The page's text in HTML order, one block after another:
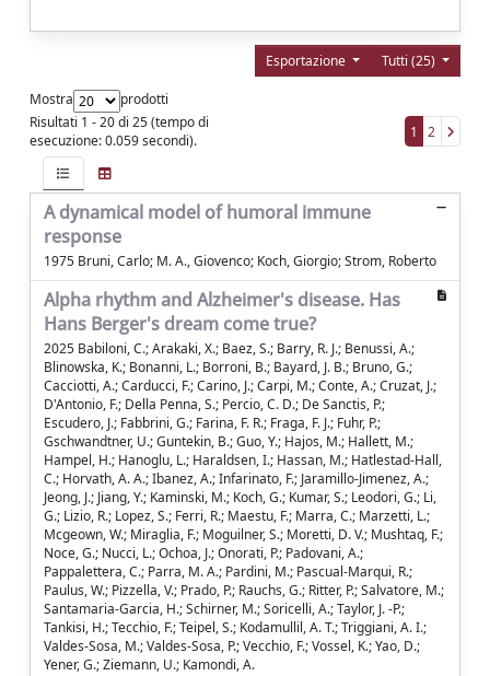
Tutti (25)
Esportazione
Mostra
prodotti
Risultati 1 - 20 di 25 (tempo di
esecuzione: 0.059 secondi).
1 2
A dynamical model of humoral immune
response
1975 Bruni, Carlo; M. A., Giovenco; Koch, Giorgio; Strom, Roberto
Alpha rhythm and Alzheimer's disease. Has
Hans Berger's dream come true?
2025 Babiloni, C.; Arakaki, X.; Baez, S.; Barry, R. J.; Benussi, A.;
Blinowska, K.; Bonanni, L.; Borroni, B.; Bayard, J. B.; Bruno, G.;
Cacciotti, A.; Carducci, F.; Carino, J.; Carpi, M.; Conte, A.; Cruzat, J.;
D'Antonio, F.; Della Penna, S.; Percio, C. D.; De Sanctis, P.;
Escudero, J.; Fabbrini, G.; Farina, F. R.; Fraga, F. J.; Fuhr, P.;
Gschwandtner, U.; Guntekin, B.; Guo, Y.; Hajos, M.; Hallett, M.;
Hampel, H.; Hanoglu, L.; Haraldsen, I.; Hassan, M.; Hatlestad-Hall,
C.; Horvath, A. A.; Ibanez, A.; Infarinato, F.; Jaramillo-Jimenez, A.;
Jeong, J.; Jiang, Y.; Kaminski, M.; Koch, G.; Kumar, S.; Leodori, G.; Li,
G.; Lizio, R.; Lopez, S.; Ferri, R.; Maestu, F.; Marra, C.; Marzetti, L.;
Mcgeown, W.; Miraglia, F.; Moguilner, S.; Moretti, D. V.; Mushtaq, F.;
Noce, G.; Nucci, L.; Ochoa, J.; Onorati, P.; Padovani, A.;
Pappalettera, C.; Parra, M. A.; Pardini, M.; Pascual-Marqui, R.;
Paulus, W.; Pizzella, V.; Prado, P.; Rauchs, G.; Ritter, P.; Salvatore, M.;
Santamaria-Garcia, H.; Schirner, M.; Soricelli, A.; Taylor, J. -P.;
Tankisi, H.; Tecchio, F.; Teipel, S.; Kodamullil, A. T.; Triggiani, A. I.;
Valdes-Sosa, M.; Valdes-Sosa, P.; Vecchio, F.; Vossel, K.; Yao, D.;
Yener, G.; Ziemann, U.; Kamondi, A.